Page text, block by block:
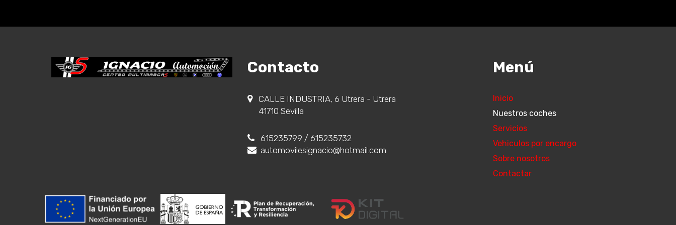
Contacto
CALLE INDUSTRIA, 6 Utrera - Utrera
41710 Sevilla
615235799 / 615235732
automovilesignacio@hotmail.com
Menú
Inicio
Nuestros coches
Servicios
Vehiculos por encargo
Sobre nosotros
Contactar